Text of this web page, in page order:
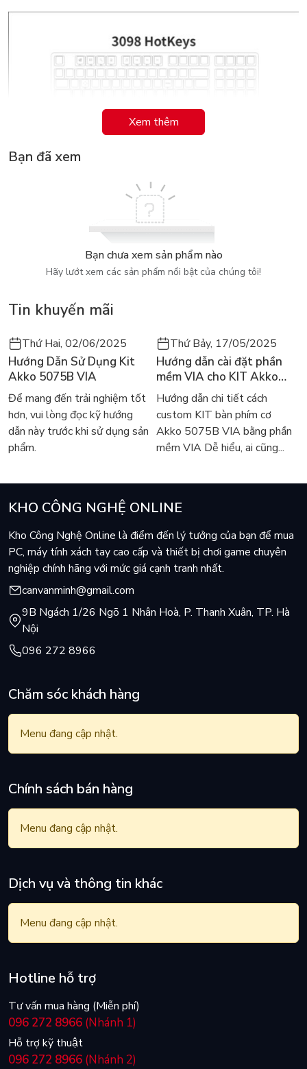
Xem thêm
Bạn đã xem
Bạn chưa xem sản phẩm nào
Hãy lướt xem các sản phẩm nổi bật của chúng tôi!
Tin khuyến mãi
Thứ Hai, 02/06/2025
Hướng Dẫn Sử Dụng Kit
Akko 5075B VIA
Để mang đến trải nghiệm tốt
hơn, vui lòng đọc kỹ hướng
dẫn này trước khi sử dụng sản
phẩm.
Thứ Bảy, 17/05/2025
Hướng dẫn cài đặt phần
mềm VIA cho KIT Akko
5075B VIA
Hướng dẫn chi tiết cách
custom KIT bàn phím cơ
Akko 5075B VIA bằng phần
mềm VIA Dễ hiểu, ai cũng...
KHO CÔNG NGHỆ ONLINE
Kho Công Nghệ Online là điểm đến lý tưởng của bạn để mua
PC, máy tính xách tay cao cấp và thiết bị chơi game chuyên
nghiệp chính hãng với mức giá cạnh tranh nhất.
canvanminh@gmail.com
9B Ngách 1/26 Ngõ 1 Nhân Hoà, P. Thanh Xuân, TP. Hà
Nội
096 272 8966
Chăm sóc khách hàng
Menu đang cập nhật.
Chính sách bán hàng
Menu đang cập nhật.
Dịch vụ và thông tin khác
Menu đang cập nhật.
Hotline hỗ trợ
Tư vấn mua hàng (Miễn phí)
096 272 8966 (Nhánh 1)
Hỗ trợ kỹ thuật
096 272 8966 (Nhánh 2)